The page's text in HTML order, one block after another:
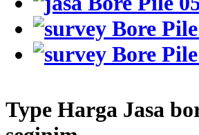
Type Harga Jasa